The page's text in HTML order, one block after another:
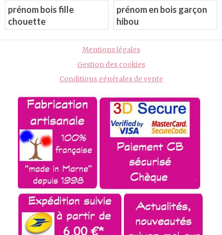
prénom bois fille
chouette
prénom en bois garçon
hibou
Mentions légales
Gestion des cookies
Conditions générales de vente